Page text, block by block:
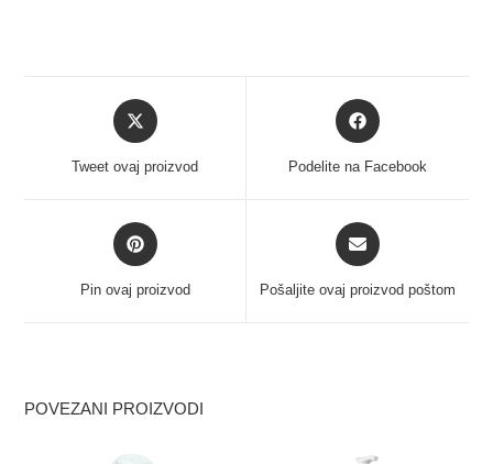
Tweet ovaj proizvod Podelite na Facebook
Pin ovaj proizvod Pošaljite ovaj proizvod poštom
POVEZANI PROIZVODI